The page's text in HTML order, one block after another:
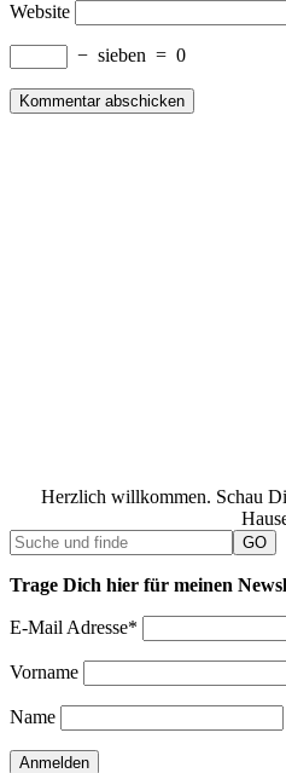
Website
− sieben = 0
Herzlich willkommen. Schau
Trage Dich hier für meinen
E-Mail Adresse*
Vorname
Name